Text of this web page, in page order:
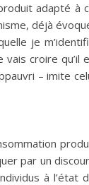
adapté à
déjà
je
croire qu’il
– imite
par un
à l’état